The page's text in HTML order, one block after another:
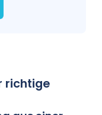
richtige